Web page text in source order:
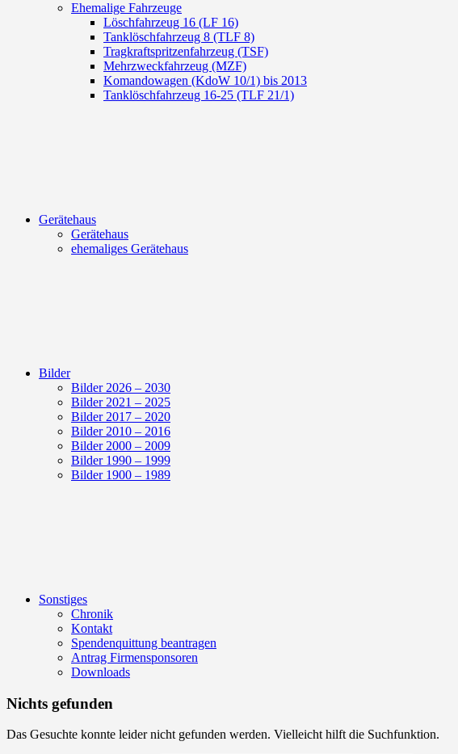
Ehemalige Fahrzeuge
Löschfahrzeug 16 (LF 16)
Tanklöschfahrzeug 8 (TLF 8)
Tragkraftspritzenfahrzeug (TSF)
Mehrzweckfahrzeug (MZF)
Komandowagen (KdoW 10/1) bis 2013
Tanklöschfahrzeug 16-25 (TLF 21/1)
Gerätehaus
Gerätehaus
ehemaliges Gerätehaus
Bilder
Bilder 2026 – 2030
Bilder 2021 – 2025
Bilder 2017 – 2020
Bilder 2010 – 2016
Bilder 2000 – 2009
Bilder 1990 – 1999
Bilder 1900 – 1989
Sonstiges
Chronik
Kontakt
Spendenquittung beantragen
Antrag Firmensponsoren
Downloads
Nichts gefunden
Das Gesuchte konnte leider nicht gefunden werden. Vielleicht hilft die Suchfunktion.